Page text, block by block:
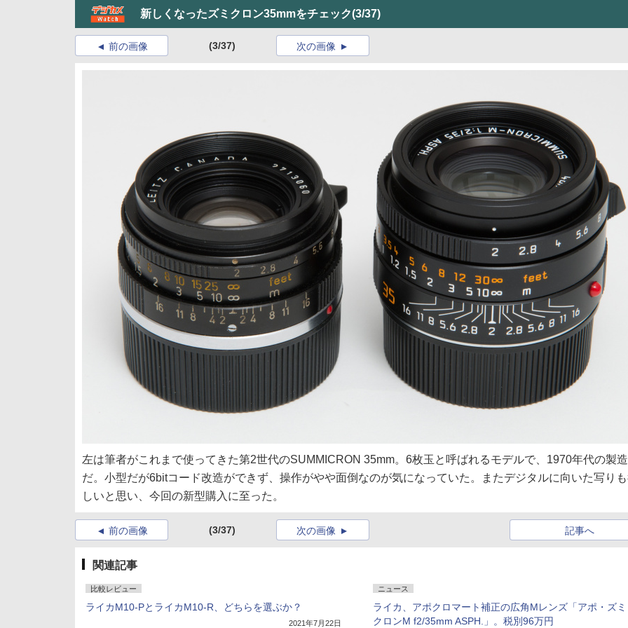
新しくなったズミクロン35mmをチェック(3/37)
前の画像 (3/37) 次の画像
左は筆者がこれまで使ってきた第2世代のSUMMICRON 35mm。6枚玉と呼ばれるモデルで、1970年代の製造
だ。小型だが6bitコード改造ができず、操作がやや面倒なのが気になっていた。またデジタルに向いた写り
しいと思い、今回の新型購入に至った。
前の画像 (3/37) 記事へ
次の画像
関連記事
比較レビュー
ライカM10-PとライカM10-R、どちらを選ぶか？
2021年7月22日
ニュース
ライカ、アポクロマート補正の広角Mレンズ「アポ・ズミ
クロンM f2/35mm ASPH.」。税別96万円